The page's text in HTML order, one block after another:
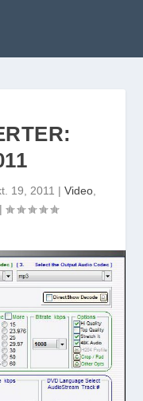
19, 2011 | Video,